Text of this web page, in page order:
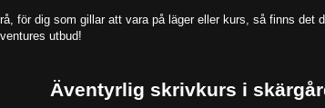
för dig som gillar att vara på läger eller kurs, så finns det
utbud!
Äventyrlig skrivkurs i